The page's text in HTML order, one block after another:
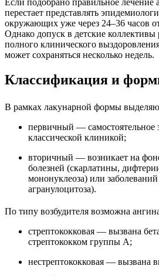
перестает представлять
окружающих уже через 24–36 часов
Однако допуск в детские коллективы
полного клинического
может сохраняться несколько недель.
Классификация и
В рамках лакунарной формы
первичный — самостоятельное
классической клиникой;
вторичный — возникает на
болезней (скарлатины,
мононуклеоза) или
агранулоцитоза).
По типу возбудителя возможна
стрептококковая — вызвана
стрептококком группы А;
нестрептококковая — вызвана